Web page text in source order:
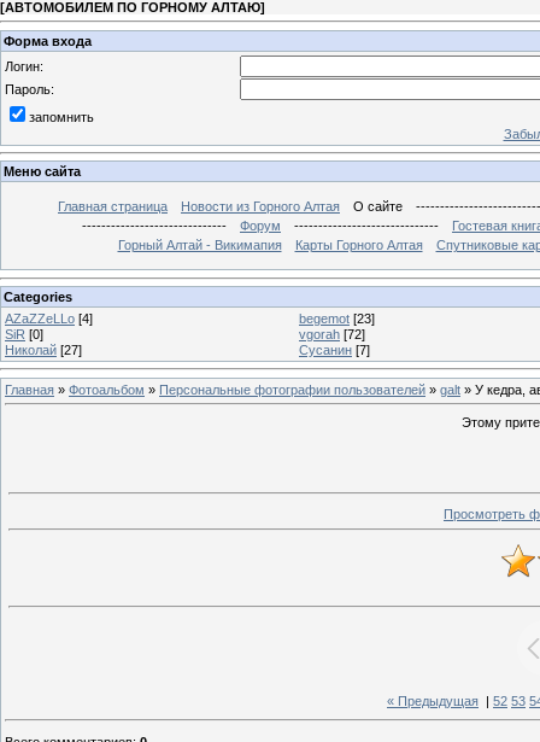
[АВТОМОБИЛЕМ ПО ГОРНОМУ АЛТАЮ]
Форма входа
Логин:
Пароль:
запомнить
Меню сайта
Главная страница Новости из Горного Алтая О сайте
------------------------------
Форум ------------------------------
Гостевая
Горный Алтай - Викимапия
Карты Горного Алтая Спутниковые
Categories
AZaZZeLLo [4] begemot [23]
SiR [0] vgorah [72]
Николай [27] Сусанин [7]
Главная » Фотоальбом » Персональные фотографии пользователей » galt » У кедра,
Этому
Просмотреть
« Предыдущая 52 53